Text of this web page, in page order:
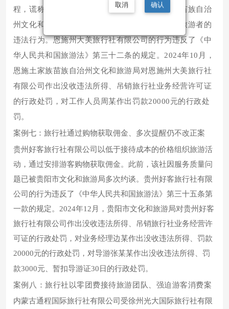
程，谎称旅行社有金牌导游。此前，恩施土家族苗族自治
州文化和旅游局已责令该社改正虚假宣传、误导旅游者的
违法行为。恩施州大美旅行社有限公司的行为违反了《中
华人民共和国旅游法》第三十二条的规定。2024年10月，
恩施土家族苗族自治州文化和旅游局对恩施州大美旅行社
有限公司作出没收违法所得、吊销旅行社业务经营许可证
的行政处罚，对工作人员周某作出罚款20000元的行政处
罚。
案例七：旅行社通过购物获取佣金、多次提醒仍不改正案
贵州好客旅行社有限公司以低于接待成本的价格组织旅游活
动，通过安排游客购物获取佣金。此前，该社因服务质量问
题已被贵阳市文化和旅游局多次约谈。贵州好客旅行社有限
公司的行为违反了《中华人民共和国旅游法》第三十五条第
一款的规定。2024年12月，贵阳市文化和旅游局对贵州好客
旅行社有限公司作出没收违法所得、吊销旅行社业务经营许
可证的行政处罚，对业务经理边某作出没收违法所得、罚款
20000元的行政处罚，对导游张某某作出没收违法所得、罚
款3000元、暂扣导游证30日的行政处罚。
案例八：旅行社以零团费接待旅游团队、强迫游客消费案
内蒙古通程国际旅行社有限公司受徐州光大国际旅行社有限
取消 确认